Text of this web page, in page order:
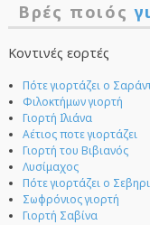
Βρές ποιός
Κοντινές εορτές
Πότε γιορτάζει ο
Φιλοκτήμων γιορτή
Γιορτή Ιλιάνα
Αέτιος ποτε γιορτάζει
Γιορτή του Βιβιανός
Λυσίμαχος
Πότε γιορτάζει ο
Σωφρόνιος γιορτή
Γιορτή Σαβίνα